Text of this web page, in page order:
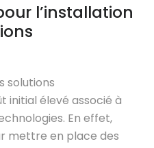
l’installation
solutions
initial élevé associé à
En effet,
mettre en place des